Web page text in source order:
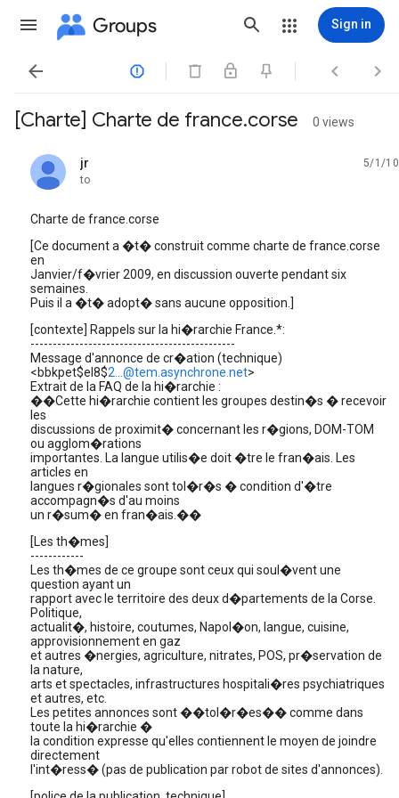
Groups Sign in
   
[Charte] Charte de france.corse 0 views
jr
unread,
5/1/10
to
Charte de france.corse
[Ce document a �t� construit comme charte de france.corse
en
Janvier/f�vrier 2009, en discussion ouverte pendant six
semaines.
Puis il a �t� adopt� sans aucune opposition.]
[contexte] Rappels sur la hi�rarchie France.*:
----------------------------------------------
Message d'annonce de cr�ation (technique)
<bbkpet$el8$2...@tem.asynchrone.net>
Extrait de la FAQ de la hi�rarchie :
��Cette hi�rarchie contient les groupes destin�s � recevoir
les
discussions de proximit� concernant les r�gions, DOM-TOM
ou agglom�rations
importantes. La langue utilis�e doit �tre le fran�ais. Les
articles en
langues r�gionales sont tol�r�s � condition d'�tre
accompagn�s d'au moins
un r�sum� en fran�ais.��
[Les th�mes]
------------
Les th�mes de ce groupe sont ceux qui soul�vent une
question ayant un
rapport avec le territoire des deux d�partements de la Corse.
Politique,
actualit�, histoire, coutumes, Napol�on, langue, cuisine,
approvisionnement en gaz
et autres �nergies, agriculture, nitrates, POS, pr�servation de
la nature,
arts et spectacles, infrastructures hospitali�res psychiatriques
et autres, etc.
Les petites annonces sont ��tol�r�es�� comme dans
toute la hi�rarchie �
la condition expresse qu'elles contiennent le moyen de joindre
directement
l'int�ress� (pas de publication par robot de sites d'annonces).